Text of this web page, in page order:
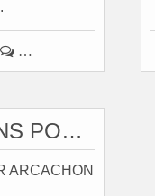
 …
LES QUALIFICATIONS POUR ARCACHON